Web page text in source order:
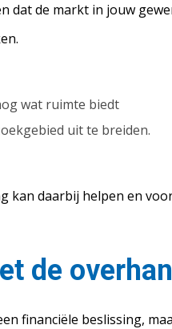
dat de markt in jouw
wat ruimte biedt
uit te breiden.
kan daarbij helpen en
de
financiële beslissing,